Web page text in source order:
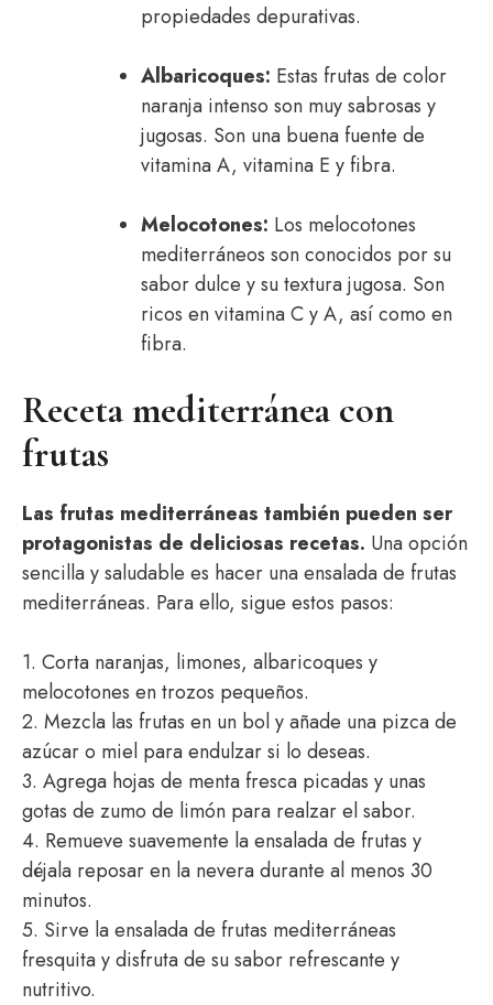
propiedades depurativas.
Albaricoques: Estas frutas de color
naranja intenso son muy sabrosas y
jugosas. Son una buena fuente de
vitamina A, vitamina E y fibra.
Melocotones: Los melocotones
mediterráneos son conocidos por su
sabor dulce y su textura jugosa. Son
ricos en vitamina C y A, así como en
fibra.
Receta mediterránea con
frutas
Las frutas mediterráneas también pueden ser
protagonistas de deliciosas recetas. Una opción
sencilla y saludable es hacer una ensalada de frutas
mediterráneas. Para ello, sigue estos pasos:
1. Corta naranjas, limones, albaricoques y
melocotones en trozos pequeños.
2. Mezcla las frutas en un bol y añade una pizca de
azúcar o miel para endulzar si lo deseas.
3. Agrega hojas de menta fresca picadas y unas
gotas de zumo de limón para realzar el sabor.
4. Remueve suavemente la ensalada de frutas y
déjala reposar en la nevera durante al menos 30
minutos.
5. Sirve la ensalada de frutas mediterráneas
fresquita y disfruta de su sabor refrescante y
nutritivo.